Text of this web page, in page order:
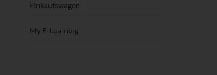
Einkaufswagen
My E-Learning